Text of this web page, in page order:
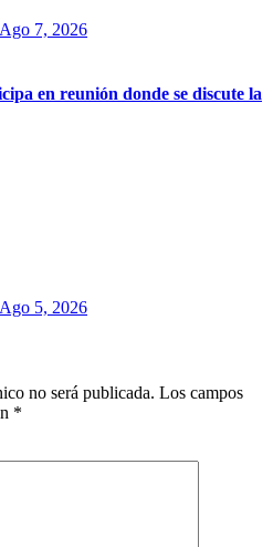
Ago 7, 2026
en reunión donde se discute la
Ago 5, 2026
no será publicada. Los campos
*